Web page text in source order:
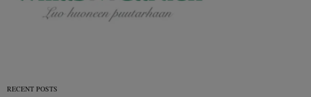
RECENT POSTS